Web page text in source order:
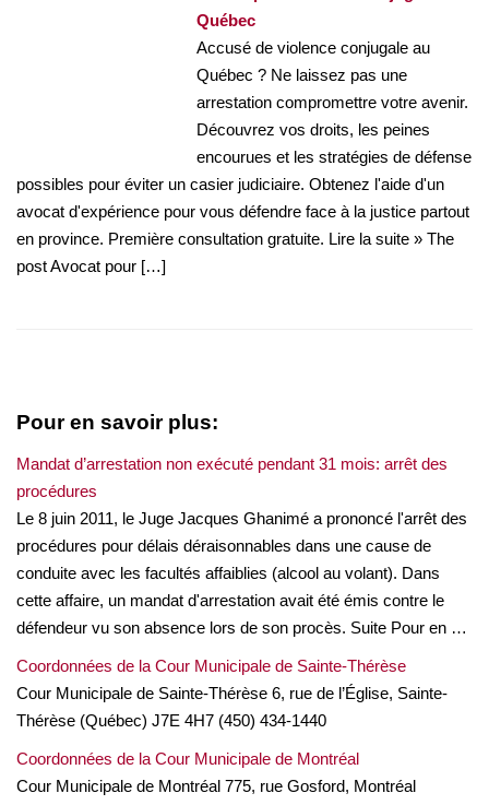
Québec
Accusé de violence conjugale au
Québec ? Ne laissez pas une
arrestation compromettre votre avenir.
Découvrez vos droits, les peines
encourues et les stratégies de défense
possibles pour éviter un casier judiciaire. Obtenez l'aide d'un
avocat d'expérience pour vous défendre face à la justice partout
en province. Première consultation gratuite. Lire la suite » The
post Avocat pour […]
Pour en savoir plus:
Mandat d’arrestation non exécuté pendant 31 mois: arrêt des
procédures
Le 8 juin 2011, le Juge Jacques Ghanimé a prononcé l'arrêt des
procédures pour délais déraisonnables dans une cause de
conduite avec les facultés affaiblies (alcool au volant). Dans
cette affaire, un mandat d'arrestation avait été émis contre le
défendeur vu son absence lors de son procès. Suite Pour en …
Coordonnées de la Cour Municipale de Sainte-Thérèse
Cour Municipale de Sainte-Thérèse 6, rue de l’Église, Sainte-
Thérèse (Québec) J7E 4H7 (450) 434-1440
Coordonnées de la Cour Municipale de Montréal
Cour Municipale de Montréal 775, rue Gosford, Montréal